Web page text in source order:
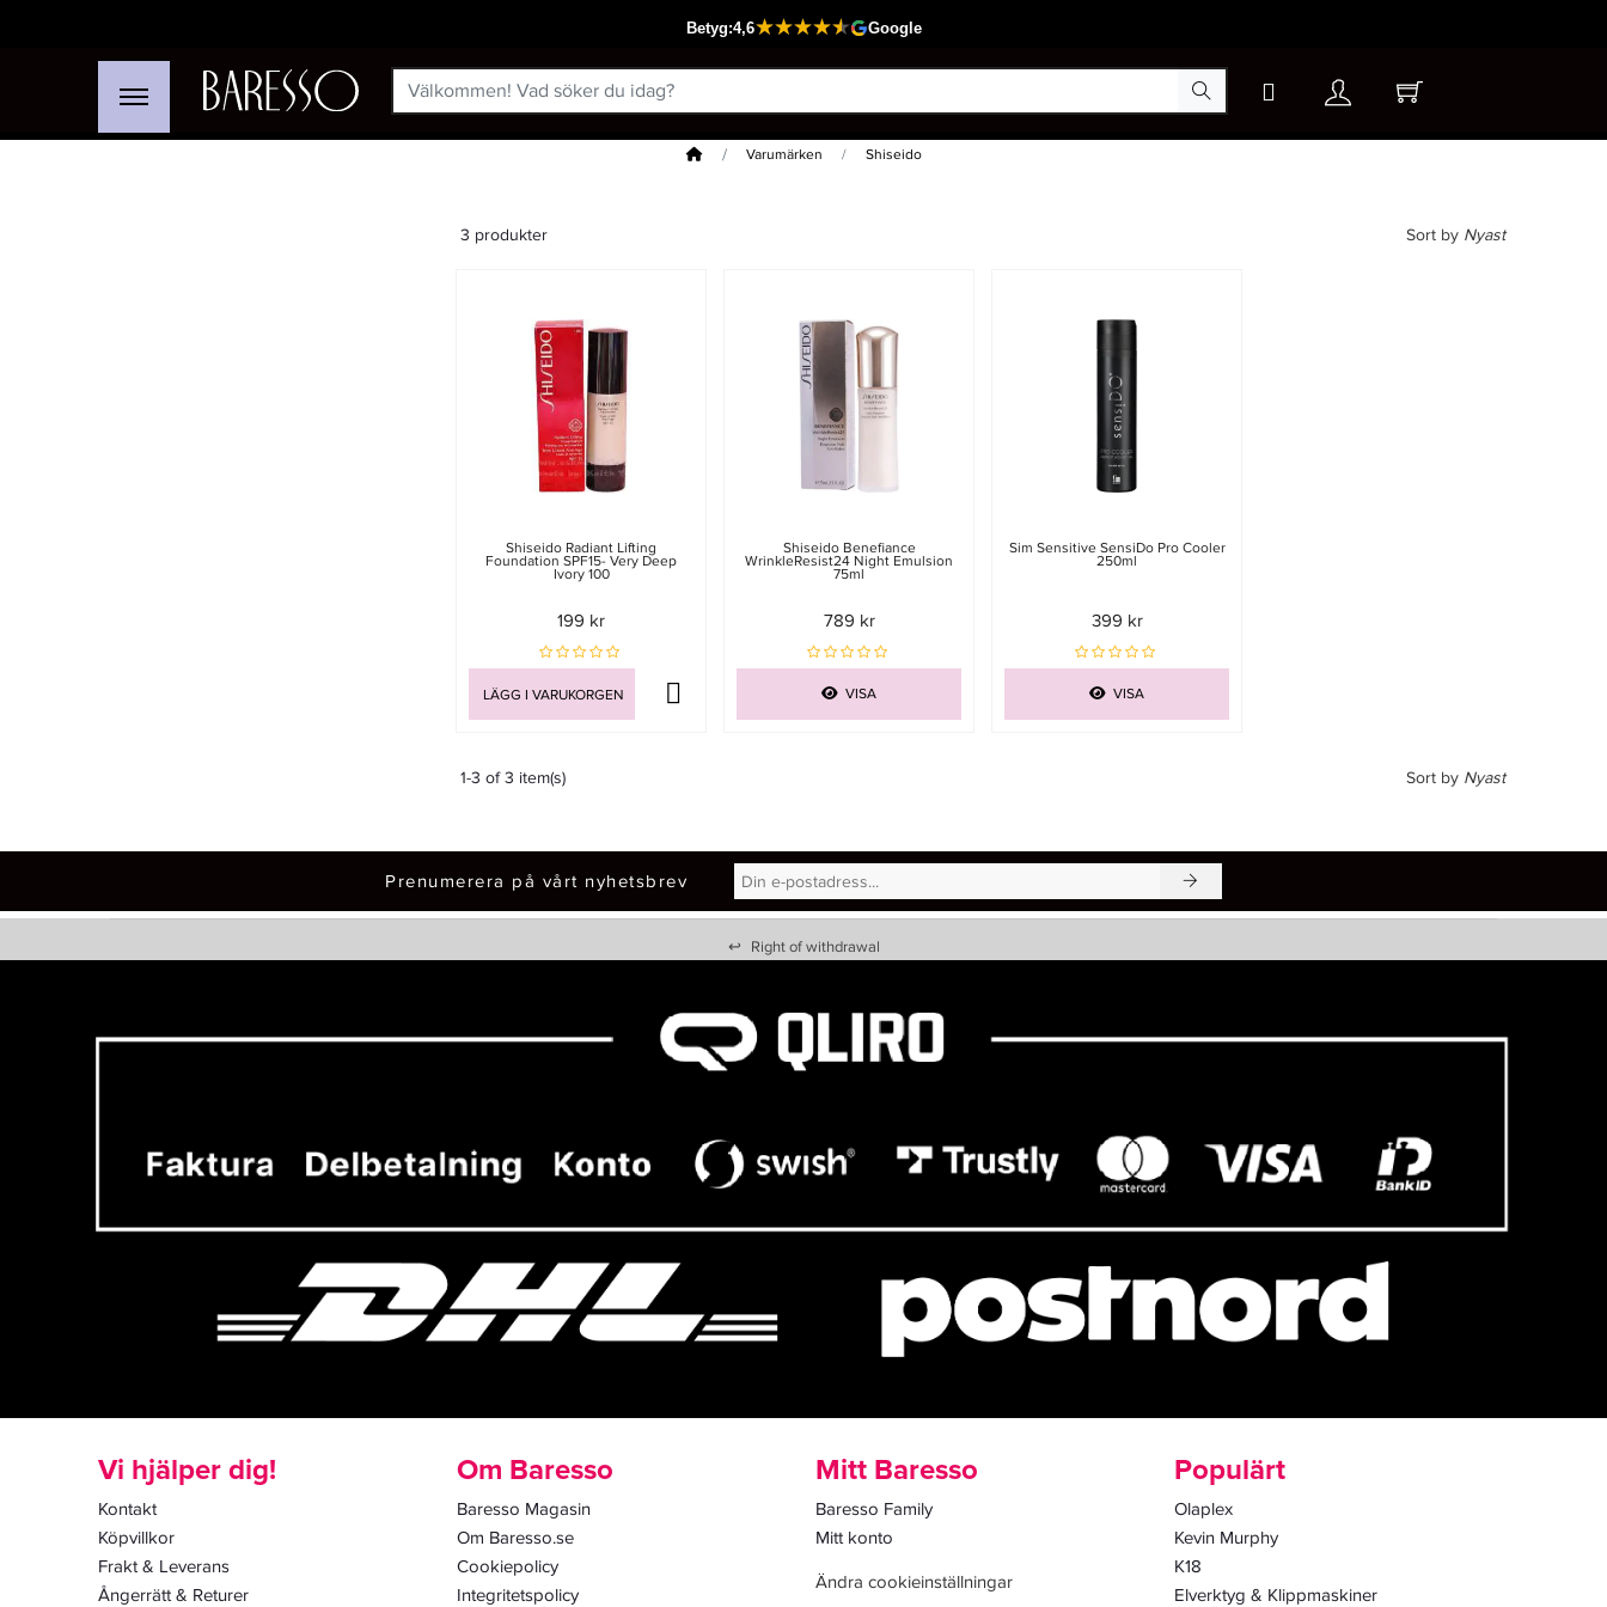
Hem Varumärken Shiseido
3 produkter Sort by Nyast
Shiseido Radiant Lifting
Foundation SPF15- Very Deep
Ivory 100
199 kr
LÄGG I VARUKORGEN
Shiseido Benefiance
WrinkleResist24 Night Emulsion
75ml
789 kr
VISA
Sim Sensitive SensiDo Pro Cooler
250ml
399 kr
VISA
1-3 of 3 item(s) Sort by Nyast
Prenumerera på vårt nyhetsbrev
↩ Right of withdrawal
Vi hjälper dig!
Kontakt
Köpvillkor
Frakt & Leverans
Ångerrätt & Returer
Om Baresso
Baresso Magasin
Om Baresso.se
Cookiepolicy
Integritetspolicy
Mitt Baresso
Baresso Family
Mitt konto
Ändra cookieinställningar
Populärt
Olaplex
Kevin Murphy
K18
Elverktyg & Klippmaskiner